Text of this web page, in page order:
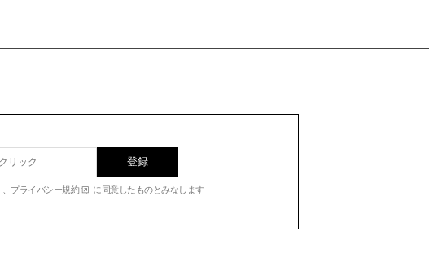
登録
、 プライバシー規約 に同意したものとみなします